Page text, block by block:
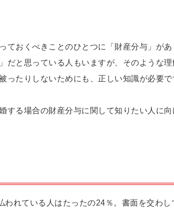
ておくべきことのひとつに「財産分与」が
だと思っている人もいますが、そのような
ったりしないためにも、正しい知識が必要で
する場合の財産分与に関して知りたい人に
われている人はたったの24％。書面を交わ